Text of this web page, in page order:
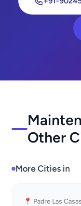
Other
More Cities in
📍 Padre Las